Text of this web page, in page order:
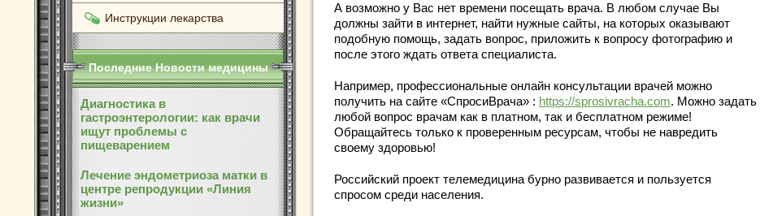
Инструкции лекарства
Последние Новости медицины
Диагностика в
гастроэнтерологии: как врачи
ищут проблемы с
пищеварением
Лечение эндометриоза матки в
центре репродукции «Линия
жизни»
А возможно у Вас нет времени посещать врача. В любом случае Вы
должны зайти в интернет, найти нужные сайты, на которых оказывают
подобную помощь, задать вопрос, приложить к вопросу фотографию и
после этого ждать ответа специалиста.
Например, профессиональные онлайн консультации врачей можно
получить на сайте «СпросиВрача» : https://sprosivracha.com. Можно задать
любой вопрос врачам как в платном, так и бесплатном режиме!
Обращайтесь только к проверенным ресурсам, чтобы не навредить
своему здоровью!
Российский проект телемедицина бурно развивается и пользуется
спросом среди населения.